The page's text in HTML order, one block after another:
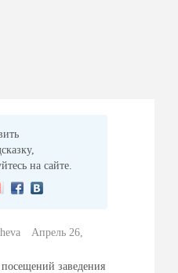
на сайте.
Aпрель 26,
заведения